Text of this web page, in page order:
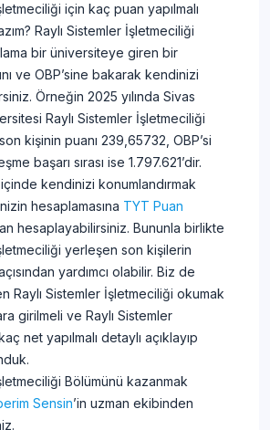
için kaç puan yapılmalı
Raylı Sistemler İşletmeciliği
bir üniversiteye giren bir
ve OBP’sine bakarak kendinizi
Örneğin 2025 yılında Sivas
Raylı Sistemler İşletmeciliği
kişinin puanı 239,65732, OBP’si
başarı sırası ise 1.797.621’dir.
kendinizi konumlandırmak
hesaplamasına TYT Puan
hesaplayabilirsiniz. Bununla birlikte
yerleşen son kişilerin
yardımcı olabilir. Biz de
Raylı Sistemler İşletmeciliği okumak
girilmeli ve Raylı Sistemler
net yapılmalı detaylı açıklayıp
Bölümünü kazanmak
Sensin’in uzman ekibinden